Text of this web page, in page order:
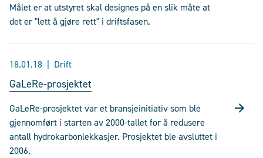
Målet er at utstyret skal designes på en slik måte at
det er "lett å gjøre rett" i driftsfasen.
18.01.18 Drift
GaLeRe-prosjektet
GaLeRe-prosjektet var et bransjeinitiativ som ble
gjennomført i starten av 2000-tallet for å redusere
antall hydrokarbonlekkasjer. Prosjektet ble avsluttet i
2006.